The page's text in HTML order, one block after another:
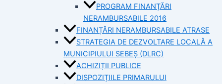
PROGRAM FINANȚĂRI
NERAMBURSABILE 2016
FINANȚĂRI NERAMBURSABILE ATRASE
STRATEGIA DE DEZVOLTARE LOCALĂ A
MUNICIPIULUI SEBEȘ (DLRC)
ACHIZIȚII PUBLICE
DISPOZIȚIILE PRIMARULUI